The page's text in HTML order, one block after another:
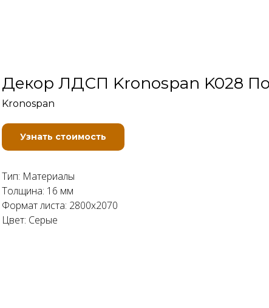
Декор ЛДСП Kronospan K028
Kronospan
Узнать стоимость
Тип: Материалы
Толщина: 16 мм
Формат листа: 2800x2070
Цвет: Серые